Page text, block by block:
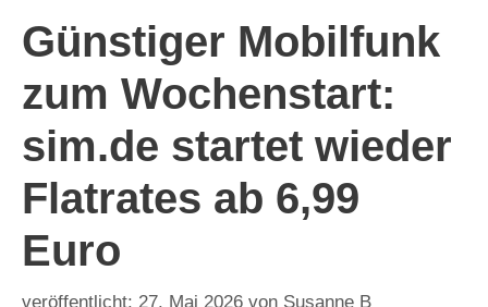
Günstiger Mobilfunk
zum Wochenstart:
sim.de startet wieder
Flatrates ab 6,99
Euro
27. Mai 2026 von Susanne B